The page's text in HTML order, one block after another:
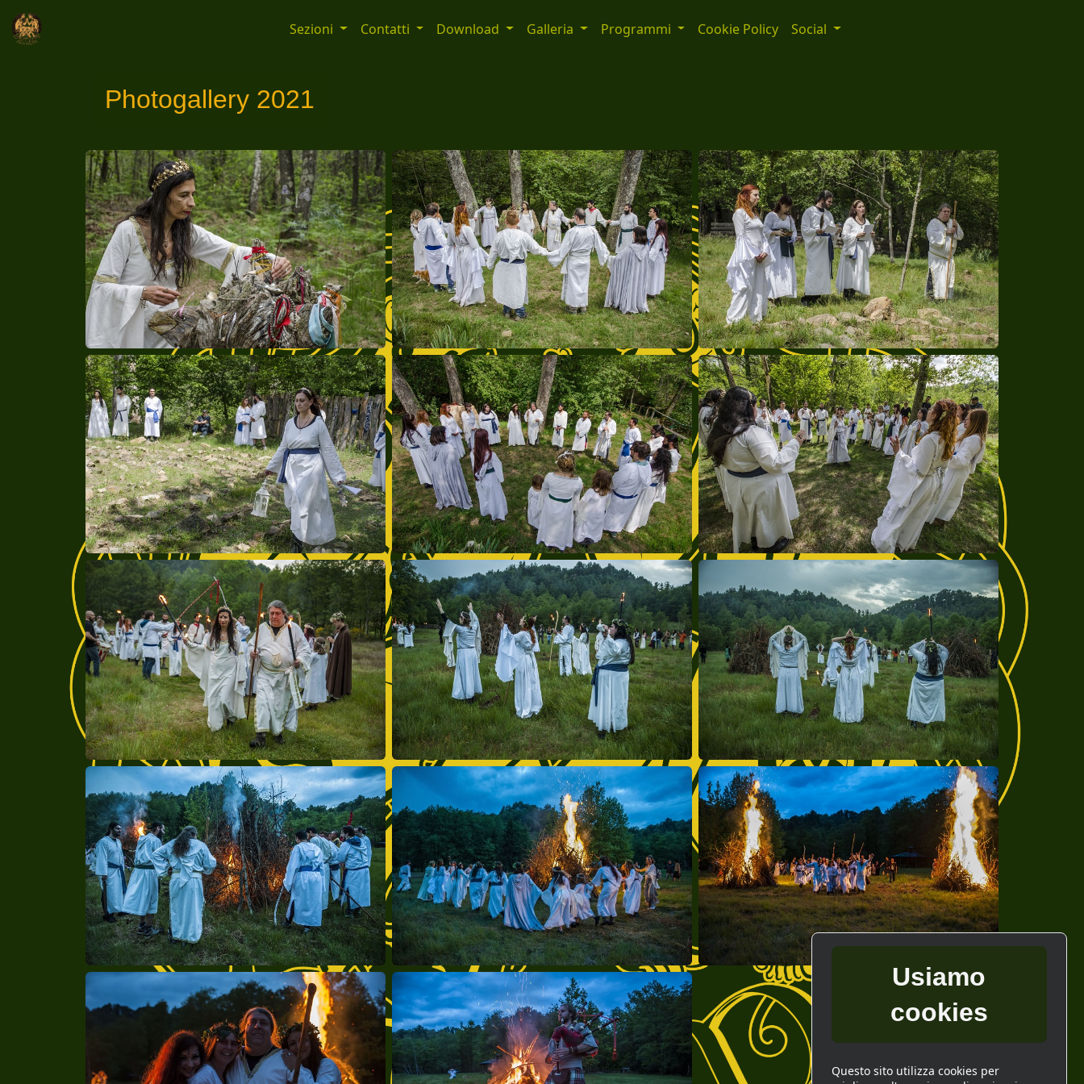
Sezioni Contatti Download Galleria Programmi Cookie Policy Social
Photogallery 2021
Usiamo
cookies
Questo sito utilizza cookies per